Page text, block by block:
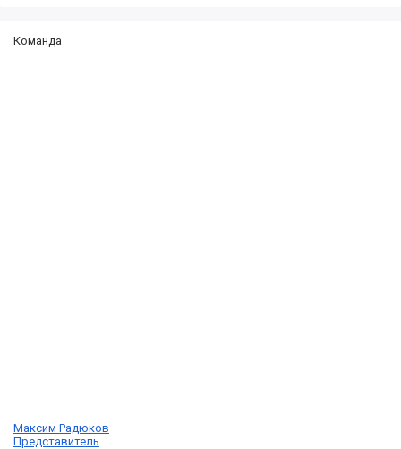
Команда
Максим Радюков
Представитель